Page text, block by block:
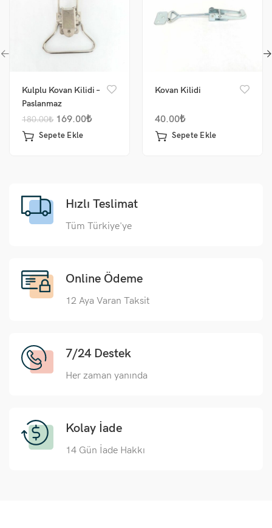
Kulplu Kovan Kilidi –
Paslanmaz
180.00₺ 169.00₺
Sepete Ekle
Kovan Kilidi
40.00₺
Sepete Ekle
Hızlı Teslimat
Tüm Türkiye'ye
Online Ödeme
12 Aya Varan Taksit
7/24 Destek
Her zaman yanında
Kolay İade
14 Gün İade Hakkı